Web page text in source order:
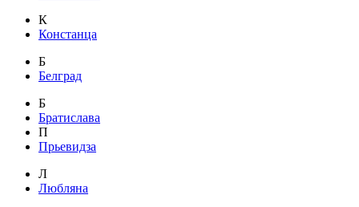
К
Констанца
Б
Белград
Б
Братислава
П
Прьевидза
Л
Любляна